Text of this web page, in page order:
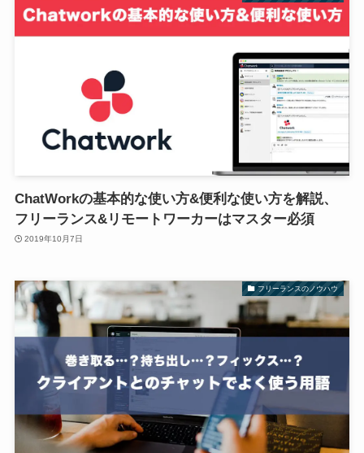
ChatWorkの基本的な使い方&便利な使い方を解説、
フリーランス&リモートワーカーはマスター必須
2019年10月7日
フリーランスのノウハウ